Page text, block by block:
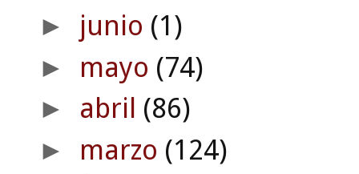
► junio (1)
► mayo (74)
► abril (86)
► marzo (124)